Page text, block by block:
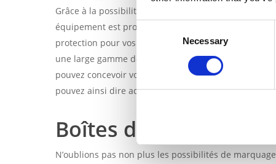
Consent
Necessary
Grâce à la possibilité d’ajuster la taille, la forme et
équipement est protégé de la manière la plus
protection pour vos systèmes de serrage ? Les
une large gamme de machines-outils, des tours et
pouvez concevoir votre emballage pour qu’il
pouvez ainsi dire adieu à l’espace perdu et dire
Boîtes d’expédition à
N’oublions pas non plus les possibilités de